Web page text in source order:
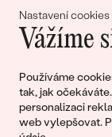
Nastavení cookies
Vážíme
Používáme
tak, jak
personalizaci
web vylepšovat.
Připojte se k nám!